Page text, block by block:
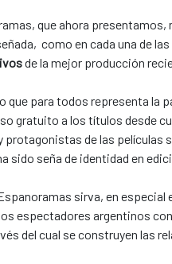
que ahora
como en cada una de
de la mejor producción
que para todos representa la
gratuito a los títulos desde
de las películas
sido seña de identidad en
sirva, en
espectadores argentinos
del cual se construyen las